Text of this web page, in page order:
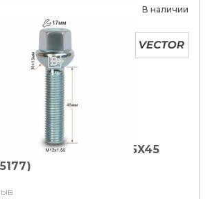
В наличии
VECTOR M12X1,5X45